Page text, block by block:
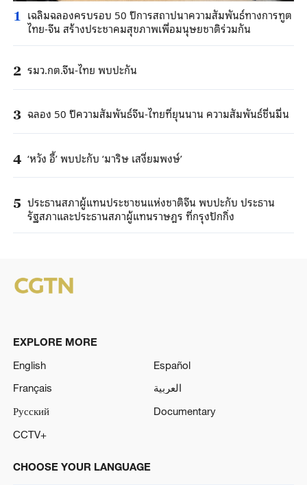
1 เฉลิมฉลองครบรอบ 50 ปีการสถาปนาความสัมพันธ์ทางการทูต
ไทย-จีน สร้างประชาคมสุขภาพเพื่อมนุษยชาติร่วมกัน
2 รมว.กต.จีน-ไทย พบปะกัน
3 ฉลอง 50 ปีความสัมพันธ์จีน-ไทยที่ยุนนาน ความสัมพันธ์ชื่นมื่น
4 ‘หวัง อี้’ พบปะกับ ‘มาริษ เสงี่ยมพงษ์’
5 ประธานสภาผู้แทนประชาชนแห่งชาติจีน พบปะกับ ประธาน
รัฐสภาและประธานสภาผู้แทนราษฎร ที่กรุงปักกิ่ง
EXPLORE MORE
English
Español
Français
العربية
Русский
Documentary
CCTV+
CHOOSE YOUR LANGUAGE